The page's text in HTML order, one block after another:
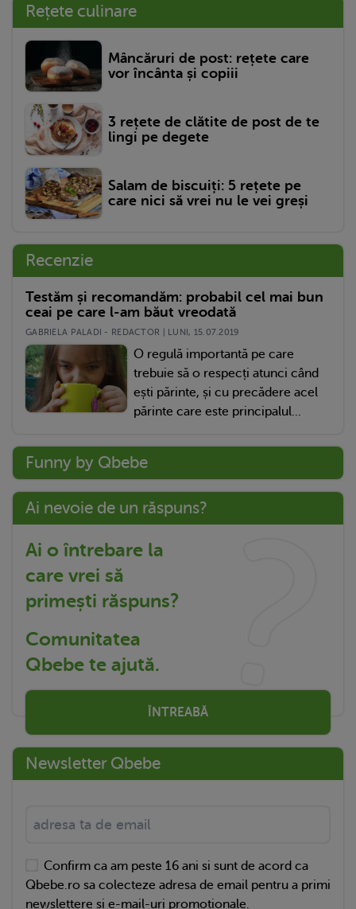
Rețete culinare
Mâncăruri de post: rețete care
vor încânta și copiii
3 rețete de clătite de post de te
lingi pe degete
Salam de biscuiți: 5 rețete pe
care nici să vrei nu le vei greși
Recenzie
Testăm și recomandăm: probabil cel mai bun
ceai pe care l-am băut vreodată
GABRIELA PALADI - REDACTOR | LUNI, 15.07.2019
O regulă importantă pe care
trebuie să o respecți atunci când
ești părinte, și cu precădere acel
părinte care este principalul...
Funny by Qbebe
Ai nevoie de un răspuns?
Ai o întrebare la
care vrei să
primești răspuns?
Comunitatea
Qbebe te ajută.
ÎNTREABĂ
Newsletter Qbebe
Confirm ca am peste 16 ani si sunt de acord ca
Qbebe.ro sa colecteze adresa de email pentru a primi
newslettere si e-mail-uri promotionale.